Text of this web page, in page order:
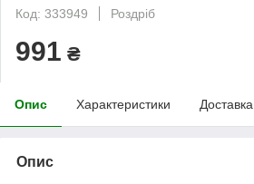
Код: 333949
Роздріб
991 ₴
Опис Характеристики Доставка
Опис